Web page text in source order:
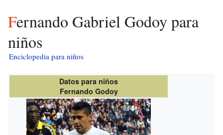
Fernando Gabriel Godoy para
niños
Enciclopedia para niños
Datos para niños
Fernando Godoy